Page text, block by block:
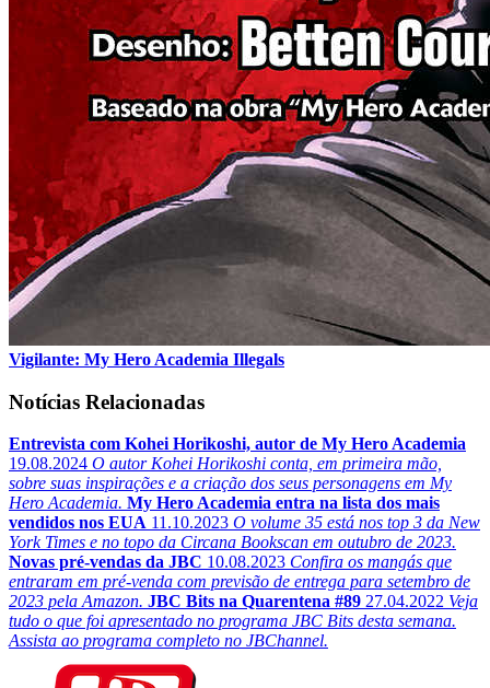
Vigilante: My Hero Academia Illegals
Notícias Relacionadas
Entrevista com Kohei Horikoshi, autor de My Hero Academia
19.08.2024 O autor Kohei Horikoshi conta, em primeira mão,
sobre suas inspirações e a criação dos seus personagens em My
Hero Academia. My Hero Academia entra na lista dos mais
vendidos nos EUA 11.10.2023 O volume 35 está nos top 3 da New
York Times e no topo da Circana Bookscan em outubro de 2023.
Novas pré-vendas da JBC 10.08.2023 Confira os mangás que
entraram em pré-venda com previsão de entrega para setembro de
2023 pela Amazon. JBC Bits na Quarentena #89 27.04.2022 Veja
tudo o que foi apresentado no programa JBC Bits desta semana.
Assista ao programa completo no JBChannel.